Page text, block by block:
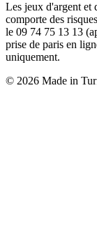
Les jeux d'argent et
comporte des
le 09 74 75 13 13
prise de paris en
uniquement.
© 2026 Made in